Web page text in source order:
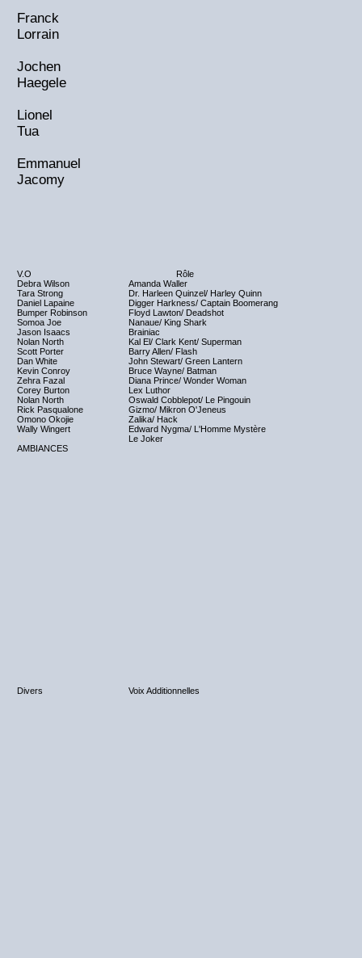
Franck
Lorrain
Jochen
Haegele
Lionel
Tua
Emmanuel
Jacomy
V.O
Rôle
Debra Wilson
Amanda Waller
Tara Strong
Dr. Harleen Quinzel/ Harley Quinn
Daniel Lapaine
Digger Harkness/ Captain Boomerang
Bumper Robinson
Floyd Lawton/ Deadshot
Somoa Joe
Nanaue/ King Shark
Jason Isaacs
Brainiac
Nolan North
Kal El/ Clark Kent/ Superman
Scott Porter
Barry Allen/ Flash
Dan White
John Stewart/ Green Lantern
Kevin Conroy
Bruce Wayne/ Batman
Zehra Fazal
Diana Prince/ Wonder Woman
Corey Burton
Lex Luthor
Nolan North
Oswald Cobblepot/ Le Pingouin
Rick Pasqualone
Gizmo/ Mikron O'Jeneus
Omono Okojie
Zalika/ Hack
Wally Wingert
Edward Nygma/ L'Homme Mystère
Le Joker
AMBIANCES
Divers Voix Additionnelles